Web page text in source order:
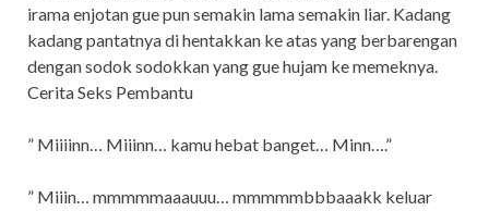
irama enjotan gue pun semakin lama semakin liar. Kadang
kadang pantatnya di hentakkan ke atas yang berbarengan
dengan sodok sodokkan yang gue hujam ke memeknya.
Cerita Seks Pembantu
” Miiiinn… Miiinn… kamu hebat banget… Minn….”
” Miiin… mmmmmaaauuu… mmmmmbbbaaakk keluar